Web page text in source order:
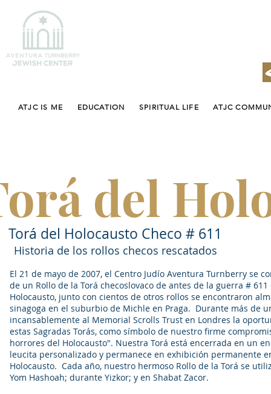
ATJC IS ME EDUCATION SPIRITUAL LIFE ATJC
del
Torá del Holocausto Checo # 611
Historia de los rollos checos rescatados
El 21 de mayo de 2007, el Centro Judío Aventura Turnberry se
de un Rollo de la Torá checoslovaco de antes de la guerra #
Holocausto, junto con cientos de otros rollos se encontraron
sinagoga en el suburbio de Michle en Praga. Durante más de
incansablemente al Memorial Scrolls Trust en Londres la
estas Sagradas Torás, como símbolo de nuestro firme
horrores del Holocausto". Nuestra Torá está encerrada en un
leucita personalizado y permanece en exhibición permanente
Holocausto. Cada año, nuestro hermoso Rollo de la Torá se
Yom Hashoah; durante Yizkor; y en Shabat Zacor.